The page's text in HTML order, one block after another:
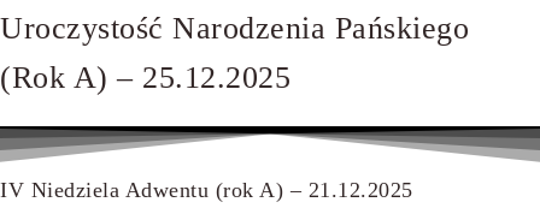
Uroczystość Narodzenia Pańskiego
(Rok A) – 25.12.2025
IV Niedziela Adwentu (rok A) – 21.12.2025